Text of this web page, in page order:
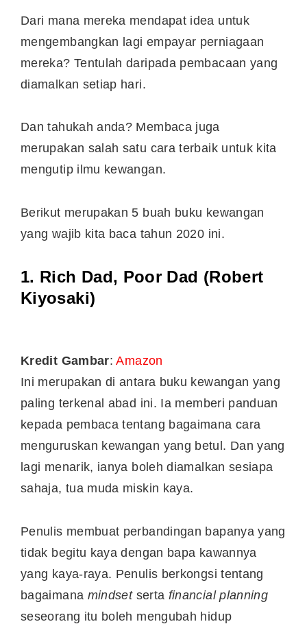
Dari mana mereka mendapat idea untuk
mengembangkan lagi empayar perniagaan
mereka? Tentulah daripada pembacaan yang
diamalkan setiap hari.
Dan tahukah anda? Membaca juga
merupakan salah satu cara terbaik untuk kita
mengutip ilmu kewangan.
Berikut merupakan 5 buah buku kewangan
yang wajib kita baca tahun 2020 ini.
1. Rich Dad, Poor Dad (Robert
Kiyosaki)
Kredit Gambar:Amazon
Ini merupakan di antara buku kewangan yang
paling terkenal abad ini. Ia memberi panduan
kepada pembaca tentang bagaimana cara
menguruskan kewangan yang betul. Dan yang
lagi menarik, ianya boleh diamalkan sesiapa
sahaja, tua muda miskin kaya.
Penulis membuat perbandingan bapanya yang
tidak begitu kaya dengan bapa kawannya
yang kaya-raya. Penulis berkongsi tentang
bagaimana mindsetserta financial planning
seseorang itu boleh mengubah hidup